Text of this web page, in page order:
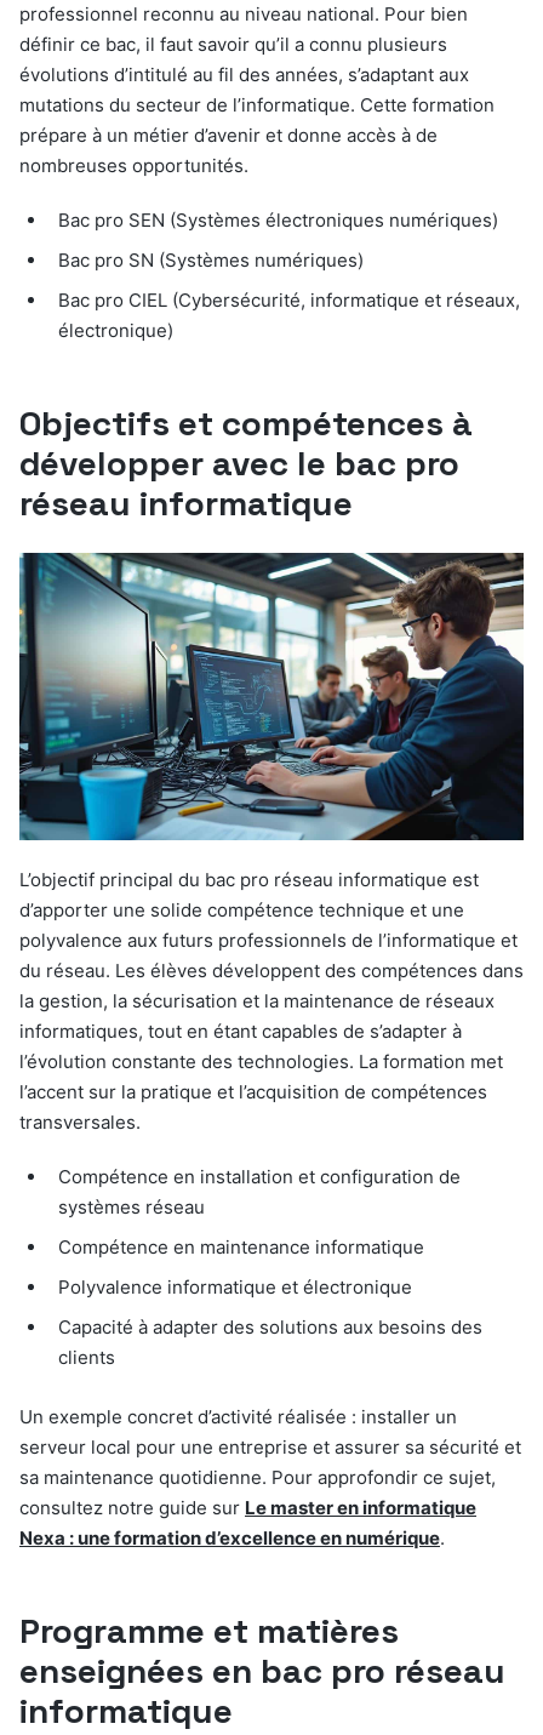
professionnel reconnu au niveau national. Pour bien
définir ce bac, il faut savoir qu’il a connu plusieurs
évolutions d’intitulé au fil des années, s’adaptant aux
mutations du secteur de l’informatique. Cette formation
prépare à un métier d’avenir et donne accès à de
nombreuses opportunités.
Bac pro SEN (Systèmes électroniques numériques)
Bac pro SN (Systèmes numériques)
Bac pro CIEL (Cybersécurité, informatique et réseaux,
électronique)
Objectifs et compétences à
développer avec le bac pro
réseau informatique
L’objectif principal du bac pro réseau informatique est
d’apporter une solide compétence technique et une
polyvalence aux futurs professionnels de l’informatique et
du réseau. Les élèves développent des compétences dans
la gestion, la sécurisation et la maintenance de réseaux
informatiques, tout en étant capables de s’adapter à
l’évolution constante des technologies. La formation met
l’accent sur la pratique et l’acquisition de compétences
transversales.
Compétence en installation et configuration de
systèmes réseau
Compétence en maintenance informatique
Polyvalence informatique et électronique
Capacité à adapter des solutions aux besoins des
clients
Un exemple concret d’activité réalisée : installer un
serveur local pour une entreprise et assurer sa sécurité et
sa maintenance quotidienne. Pour approfondir ce sujet,
consultez notre guide sur Le master en informatique
Nexa : une formation d’excellence en numérique.
Programme et matières
enseignées en bac pro réseau
informatique